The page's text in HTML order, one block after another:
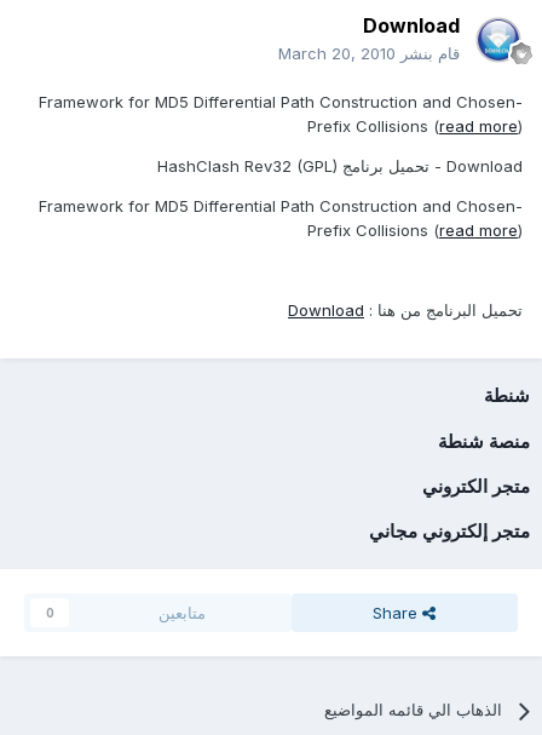
Download
قام بنشر March 20, 2010
Framework for MD5 Differential Path Construction and Chosen-
Prefix Collisions (read more
Download - تحميل برنامج HashClash Rev32 (GPL)
Framework for MD5 Differential Path Construction and Chosen-
Prefix Collisions (read more
تحميل البرنامج من هنا : Download
شنطة
منصة شنطة
متجر الكتروني
متجر إلكتروني مجاني
Share متابعين 0
الذهاب الي قائمه المواضيع